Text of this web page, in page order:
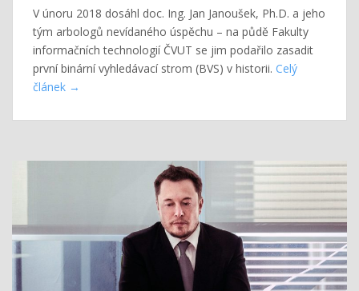
V únoru 2018 dosáhl doc. Ing. Jan Janoušek, Ph.D. a jeho
tým arbologů nevídaného úspěchu – na půdě Fakulty
informačních technologií ČVUT se jim podařilo zasadit
první binární vyhledávací strom (BVS) v historii. Celý
článek